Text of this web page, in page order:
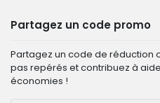
Partagez un code promo
Partagez un code de réduction
pas repérés et contribuez à
économies !